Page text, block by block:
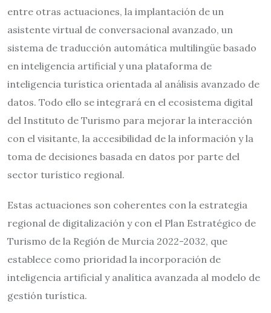
entre otras actuaciones, la implantación de un
asistente virtual de conversacional avanzado, un
sistema de traducción automática multilingüe basado
en inteligencia artificial y una plataforma de
inteligencia turística orientada al análisis avanzado de
datos. Todo ello se integrará en el ecosistema digital
del Instituto de Turismo para mejorar la interacción
con el visitante, la accesibilidad de la información y la
toma de decisiones basada en datos por parte del
sector turístico regional.
Estas actuaciones son coherentes con la estrategia
regional de digitalización y con el Plan Estratégico de
Turismo de la Región de Murcia 2022-2032, que
establece como prioridad la incorporación de
inteligencia artificial y analítica avanzada al modelo de
gestión turística.